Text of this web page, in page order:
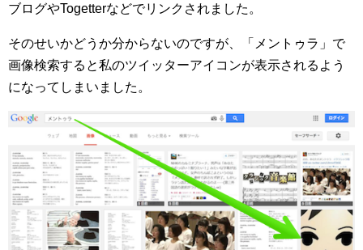
ブログやTogetterなどでリンクされました。
そのせいかどうか分からないのですが、「メントゥラ」で
画像検索すると私のツイッターアイコンが表示されるよう
になってしまいました。